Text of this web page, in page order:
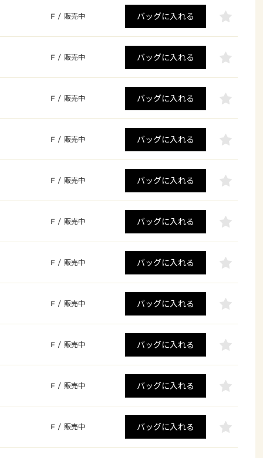
F / 販売中 バッグに入れる
F / 販売中 バッグに入れる
F / 販売中 バッグに入れる
F / 販売中 バッグに入れる
F / 販売中 バッグに入れる
F / 販売中 バッグに入れる
F / 販売中 バッグに入れる
F / 販売中 バッグに入れる
F / 販売中 バッグに入れる
F / 販売中 バッグに入れる
F / 販売中 バッグに入れる